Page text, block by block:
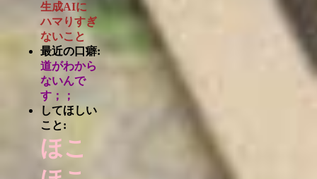
生成AIに
ハマりすぎ
ないこと
最近の口癖:
道がわから
ないんで
す；；
してほしい
こと:
ほこ